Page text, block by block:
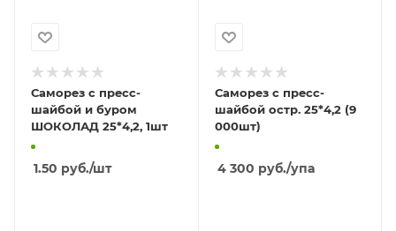
Саморез с пресс-
шайбой и буром
ШОКОЛАД 25*4,2, 1шт
1.50 руб./шт
Саморез с пресс-
шайбой остр. 25*4,2 (9
000шт)
4 300 руб./упа